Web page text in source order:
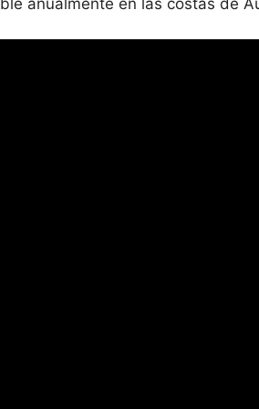
anualmente en las costas de